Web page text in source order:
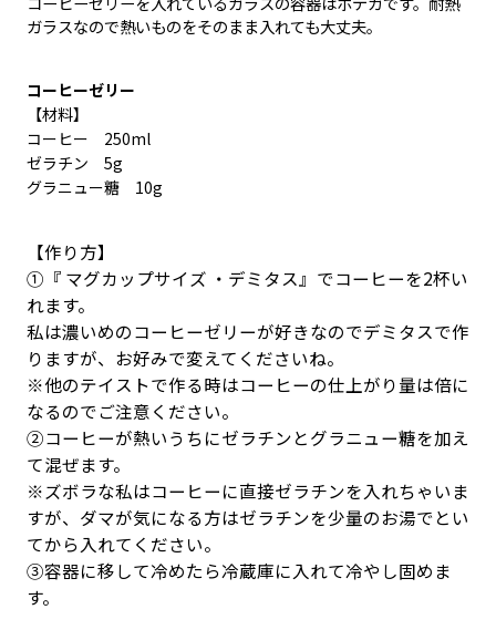
ガラスなので熱いものをそのまま入れても大丈夫。
コーヒーゼリー
【材料】
コーヒー 250ml
ゼラチン 5g
グラニュー糖 10g
【作り方】
①『 マグカップサイズ ・デミタス』でコーヒーを2杯い
れます。
私は濃いめのコーヒーゼリーが好きなのでデミタスで作
りますが、お好みで変えてくださいね。
※他のテイストで作る時はコーヒーの仕上がり量は倍に
なるのでご注意ください。
②コーヒーが熱いうちにゼラチンとグラニュー糖を加え
て混ぜます。
※ズボラな私はコーヒーに直接ゼラチンを入れちゃいま
すが、ダマが気になる方はゼラチンを少量のお湯でとい
てから入れてください。
③容器に移して冷めたら冷蔵庫に入れて冷やし固めま
す。